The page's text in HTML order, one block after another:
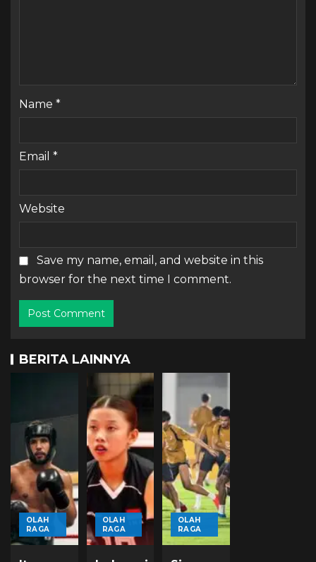
Name *
Email *
Website
Save my name, email, and website in this
browser for the next time I comment.
BERITA LAINNYA
OLAH
RAGA
OLAH
RAGA
OLAH
RAGA